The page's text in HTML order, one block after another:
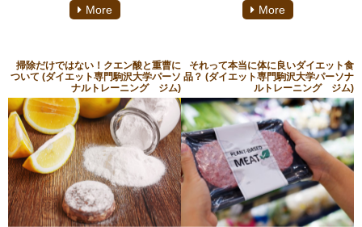
一体どんな筋肉を使って、回
していることなども交えてご
紹介していきます！
こちらの記事は、ダイエッ
ト専門パーソナルジム
『TRAINER’S GYM(トレーナ
ーズジム)駒沢大学』にてパー
ソナルトレーニングをしてお
More
今回は、駒沢大学駅周辺で
スタカ』は、ピザがものすご
く美味しくて、お洒落なお店
となっています！ぜひこれを
読んだら一度は行ってみてく
ださい！
こちらの記事は、ダイエッ
ト専門パーソナルジム
More
掃除だけではない！クエン酸と重曹に
ついて (ダイエット専門駒沢大学パーソ
ナルトレーニング ジム)
それって本当に体に良いダイエット食
品？ (ダイエット専門駒沢大学パーソナ
ルトレーニング ジム)